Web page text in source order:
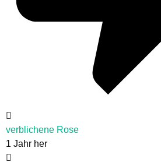
verblichene Rose
1 Jahr her